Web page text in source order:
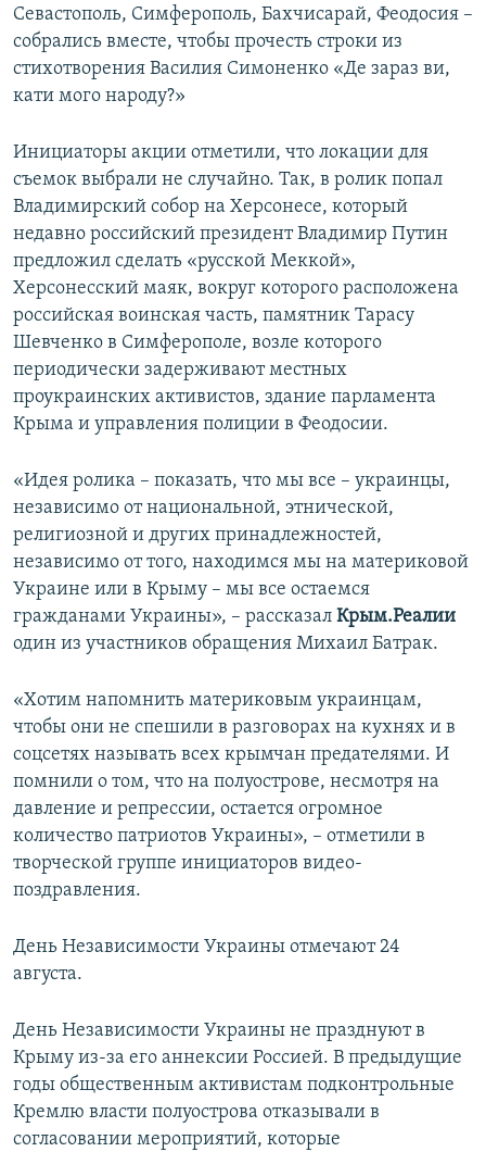
Севастополь, Симферополь, Бахчисарай, Феодосия –
собрались вместе, чтобы прочесть строки из
стихотворения Василия Симоненко «Де зараз ви,
кати мого народу?»
Инициаторы акции отметили, что локации для
съемок выбрали не случайно. Так, в ролик попал
Владимирский собор на Херсонесе, который
недавно российский президент Владимир Путин
предложил сделать «русской Меккой»,
Херсонесский маяк, вокруг которого расположена
российская воинская часть, памятник Тарасу
Шевченко в Симферополе, возле которого
периодически задерживают местных
проукраинских активистов, здание парламента
Крыма и управления полиции в Феодосии.
«Идея ролика – показать, что мы все – украинцы,
независимо от национальной, этнической,
религиозной и других принадлежностей,
независимо от того, находимся мы на материковой
Украине или в Крыму – мы все остаемся
гражданами Украины», – рассказал Крым.Реалии
один из участников обращения Михаил Батрак.
«Хотим напомнить материковым украинцам,
чтобы они не спешили в разговорах на кухнях и в
соцсетях называть всех крымчан предателями. И
помнили о том, что на полуострове, несмотря на
давление и репрессии, остается огромное
количество патриотов Украины», – отметили в
творческой группе инициаторов видео-
поздравления.
День Независимости Украины отмечают 24
августа.
День Независимости Украины не празднуют в
Крыму из-за его аннексии Россией. В предыдущие
годы общественным активистам подконтрольные
Кремлю власти полуострова отказывали в
согласовании мероприятий, которые